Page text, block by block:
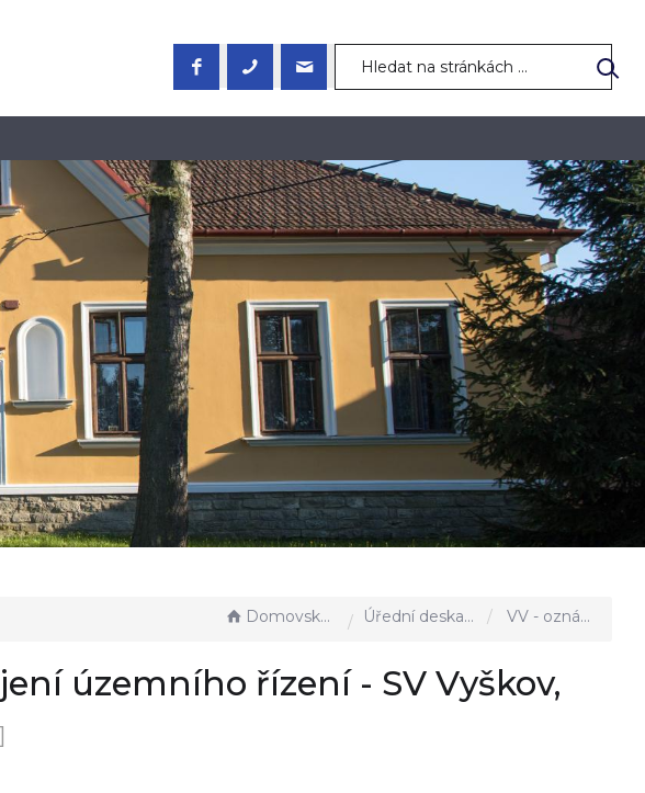
Domovská stránka Úřední deska - EÚD VV - oznámení o zahájení územního řízení - SV Vyškov, větev Kobeřická
územního řízení - SV Vyškov,